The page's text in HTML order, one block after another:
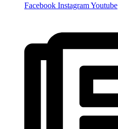
Facebook InstagramYoutube